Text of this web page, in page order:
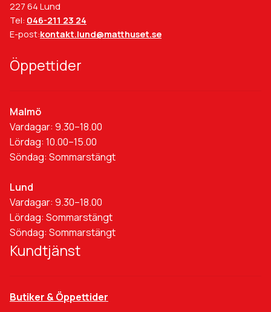
227 64 Lund
Tel: 046-211 23 24
E-post:kontakt.lund@matthuset.se
Öppettider
Malmö
Vardagar: 9.30–18.00
Lördag: 10.00–15.00
Söndag: Sommarstängt
Lund
Vardagar: 9.30–18.00
Lördag: Sommarstängt
Söndag: Sommarstängt
Kundtjänst
Butiker & Öppettider